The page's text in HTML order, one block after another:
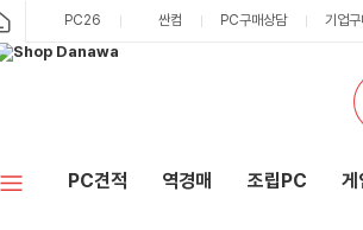
PC26 싼컴 PC구매상담 기업
PC견적 역경매 조립PC 게